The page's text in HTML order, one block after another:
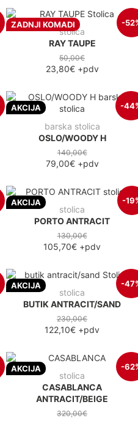
ZADNJI KOMADI -
stolica
RAY TAUPE
50,00€
23,80€+pdv
AKCIJA -
barska stolica
OSLO/WOODY H
140,00€
79,00€+pdv
AKCIJA -
stolica
PORTO ANTRACIT
130,00€
105,70€ +pdv
AKCIJA -
stolica
BUTIK ANTRACIT/SAND
230,00€
122,10€ +pdv
AKCIJA -
stolica
CASABLANCA
ANTRACIT/BEIGE
320,00€